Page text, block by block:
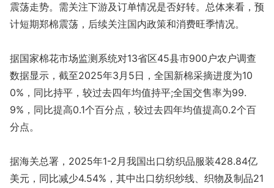
震荡走势。需关注下游及订单情况是否好转。总体来看，预
计短期郑棉震荡，后续关注国内政策和消费旺季情况。
据国家棉花市场监测系统对13省区45县市900户农户调查
数据显示，截至2025年3月5日，全国新棉采摘进度为10
0%，同比持平，较过去四年均值持平;全国交售率为99.
9%，同比提高0.1个百分点，较过去四年均值提高0.2个百
分点。
据海关总署，2025年1-2月我国出口纺织品服装428.84亿
美元，同比减少4.54%，其中出口纺织纱线、织物及制品21